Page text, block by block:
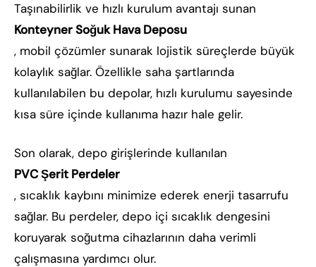
Taşınabilirlik ve hızlı kurulum avantajı sunan
Konteyner Soğuk Hava Deposu
, mobil çözümler sunarak lojistik süreçlerde büyük
kolaylık sağlar. Özellikle saha şartlarında
kullanılabilen bu depolar, hızlı kurulumu sayesinde
kısa süre içinde kullanıma hazır hale gelir.
Son olarak, depo girişlerinde kullanılan
PVC Şerit Perdeler
, sıcaklık kaybını minimize ederek enerji tasarrufu
sağlar. Bu perdeler, depo içi sıcaklık dengesini
koruyarak soğutma cihazlarının daha verimli
çalışmasına yardımcı olur.